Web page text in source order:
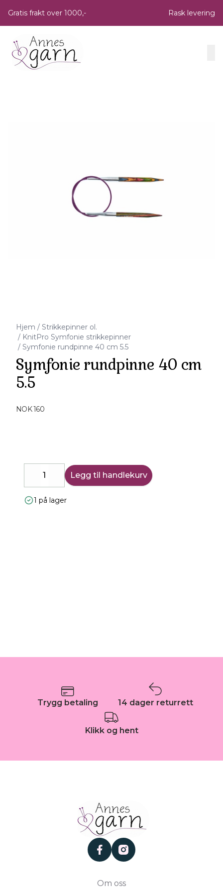
Gratis frakt over 1000,- Rask levering
Hjem / Strikkepinner ol.
/ KnitPro Symfonie strikkepinner
/ Symfonie rundpinne 40 cm 5.5
Symfonie rundpinne 40 cm
5.5
NOK 160
DecreaseIncrease
Legg til handlekurv
1 på lager
Trygg betaling 14 dager returrett
Klikk og hent
facebookinstagram
Om oss